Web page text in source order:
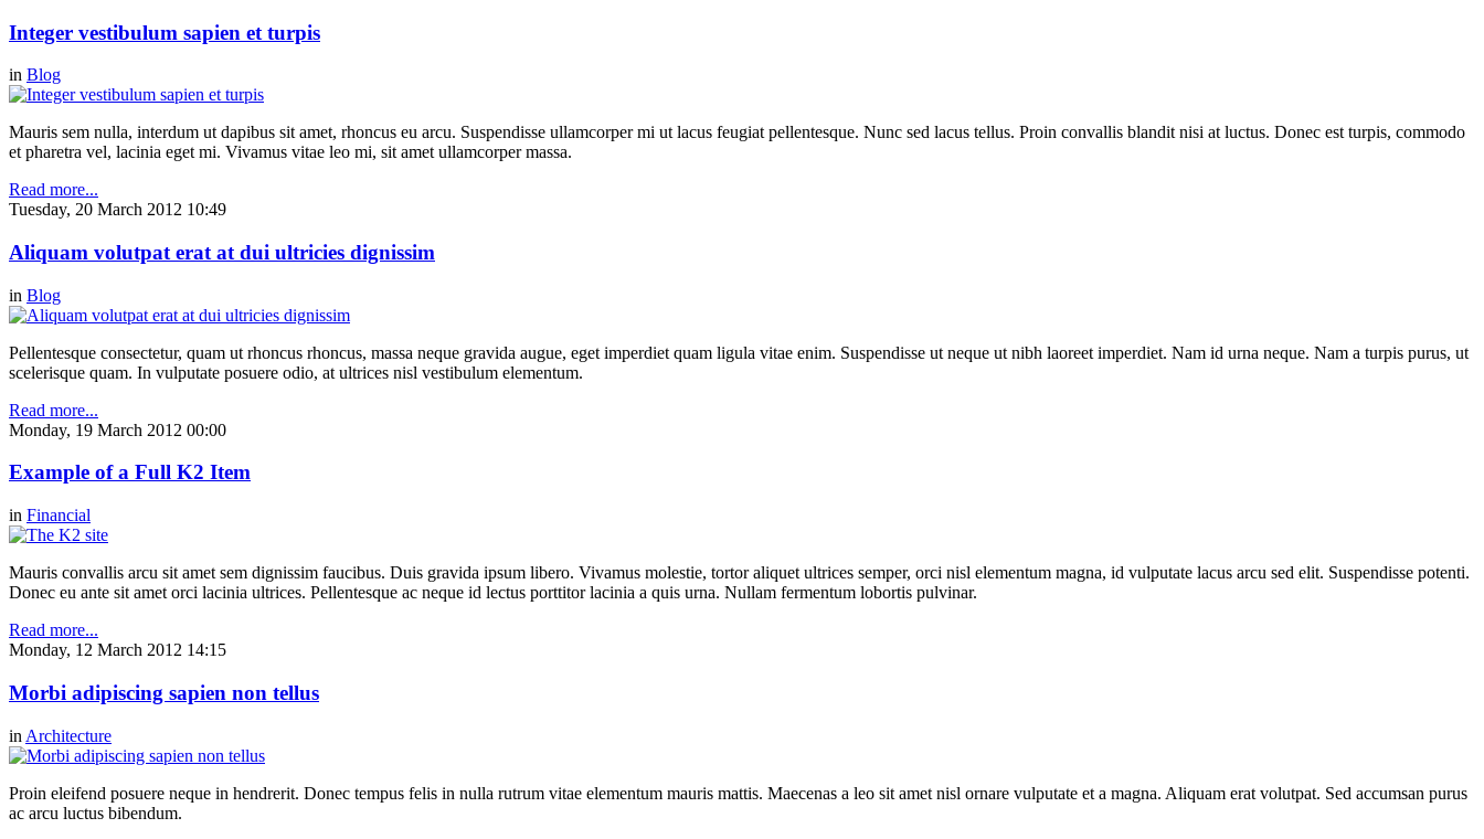
Integer vestibulum sapien et turpis
in Blog
Mauris sem nulla, interdum ut dapibus sit amet, rhoncus eu arcu. Suspendisse ullamcorper mi ut lacus feugiat pellentesque. Nunc sed lacus tellus. Proin convallis blandit nisi at luctus. Donec est turpis, commodo
et pharetra vel, lacinia eget mi. Vivamus vitae leo mi, sit amet ullamcorper massa.
Read more...
Tuesday, 20 March 2012 10:49
Aliquam volutpat erat at dui ultricies dignissim
in Blog
Pellentesque consectetur, quam ut rhoncus rhoncus, massa neque gravida augue, eget imperdiet quam ligula vitae enim. Suspendisse ut neque ut nibh laoreet imperdiet. Nam id urna neque. Nam a turpis purus, ut
scelerisque quam. In vulputate posuere odio, at ultrices nisl vestibulum elementum.
Read more...
Monday, 19 March 2012 00:00
Example of a Full K2 Item
in Financial
Mauris convallis arcu sit amet sem dignissim faucibus. Duis gravida ipsum libero. Vivamus molestie, tortor aliquet ultrices semper, orci nisl elementum magna, id vulputate lacus arcu sed elit. Suspendisse potenti.
Donec eu ante sit amet orci lacinia ultrices. Pellentesque ac neque id lectus porttitor lacinia a quis urna. Nullam fermentum lobortis pulvinar.
Read more...
Monday, 12 March 2012 14:15
Morbi adipiscing sapien non tellus
in Architecture
Proin eleifend posuere neque in hendrerit. Donec tempus felis in nulla rutrum vitae elementum mauris mattis. Maecenas a leo sit amet nisl ornare vulputate et a magna. Aliquam erat volutpat. Sed accumsan purus
ac arcu luctus bibendum.